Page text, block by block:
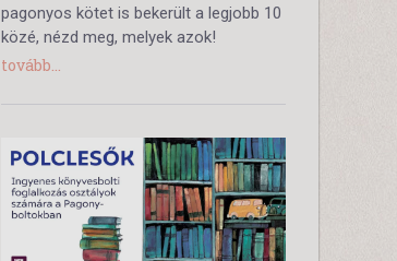
pagonyos kötet is bekerült a legjobb 10
közé, nézd meg, melyek azok!
tovább...